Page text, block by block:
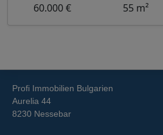
60.000 € 55 m²
Profi Immobilien Bulgarien
Aurelia 44
8230 Nessebar